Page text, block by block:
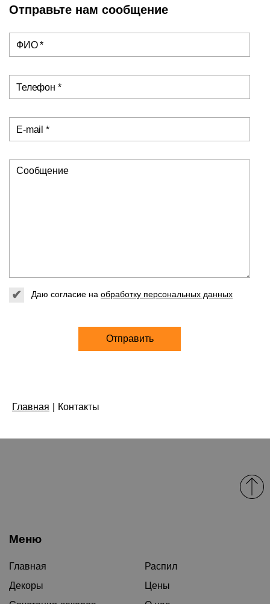
Отправьте нам сообщение
ФИО *
Телефон *
E-mail *
Сообщение
Даю согласие на обработку персональных данных
Отправить
Главная Контакты
Меню
Главная
Декоры
Распил
Цены